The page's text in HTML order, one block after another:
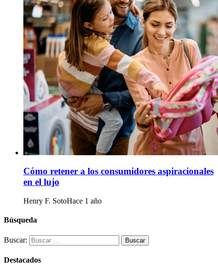
Cómo retener a los consumidores aspiracionales
en el lujo
Henry F. SotoHace 1 año
Búsqueda
Buscar:
Destacados